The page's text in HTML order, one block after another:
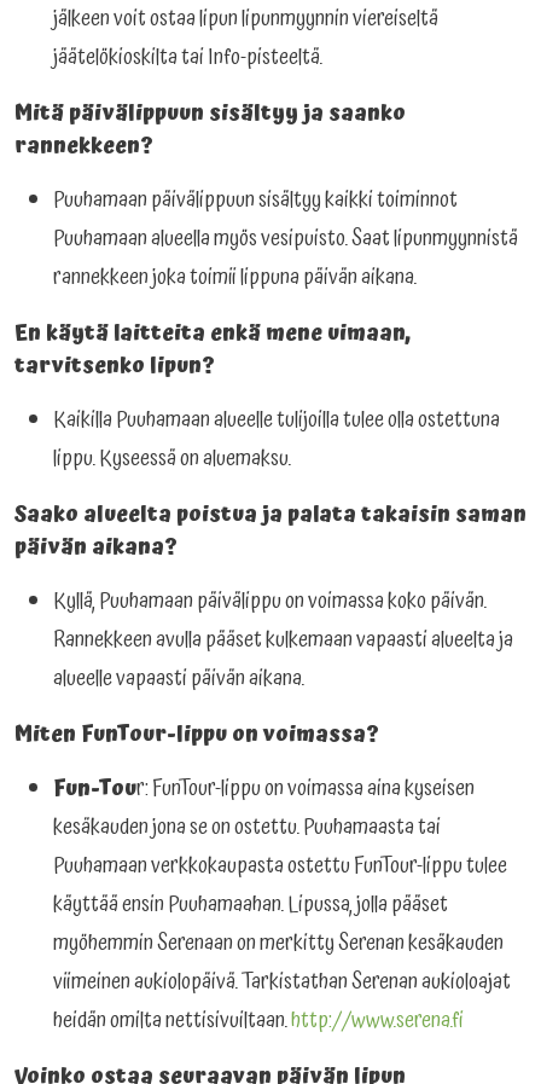
jälkeen voit ostaa lipun lipunmyynnin viereiseltä
jäätelökioskilta tai Info-pisteeltä.
Mitä päivälippuun sisältyy ja saanko
rannekkeen?
Puuhamaan päivälippuun sisältyy kaikki toiminnot
Puuhamaan alueella myös vesipuisto. Saat lipunmyynnistä
rannekkeen joka toimii lippuna päivän aikana.
En käytä laitteita enkä mene uimaan,
tarvitsenko lipun?
Kaikilla Puuhamaan alueelle tulijoilla tulee olla ostettuna
lippu. Kyseessä on aluemaksu.
Saako alueelta poistua ja palata takaisin saman
päivän aikana?
Kyllä, Puuhamaan päivälippu on voimassa koko päivän.
Rannekkeen avulla pääset kulkemaan vapaasti alueelta ja
alueelle vapaasti päivän aikana.
Miten FunTour-lippu on voimassa?
Fun-Tour: FunTour-lippu on voimassa aina kyseisen
kesäkauden jona se on ostettu. Puuhamaasta tai
Puuhamaan verkkokaupasta ostettu FunTour-lippu tulee
käyttää ensin Puuhamaahan. Lipussa, jolla pääset
myöhemmin Serenaan on merkitty Serenan kesäkauden
viimeinen aukiolopäivä. Tarkistathan Serenan aukioloajat
heidän omilta nettisivuiltaan.http://www.serena.fi
Voinko ostaa seuraavan päivän lipun